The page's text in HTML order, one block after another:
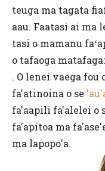
teuga ma tagata
aau. Faatasi ai ma
tasi o mamanu
o tafaoga
. O lenei vaega fou
fa'atinoina o se
fa'aapili fa'alelei o
fa'apitoa ma
ma lapopo'a.